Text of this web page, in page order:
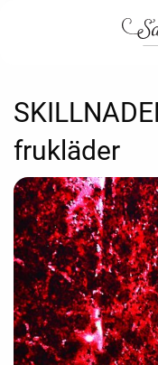
frukläder